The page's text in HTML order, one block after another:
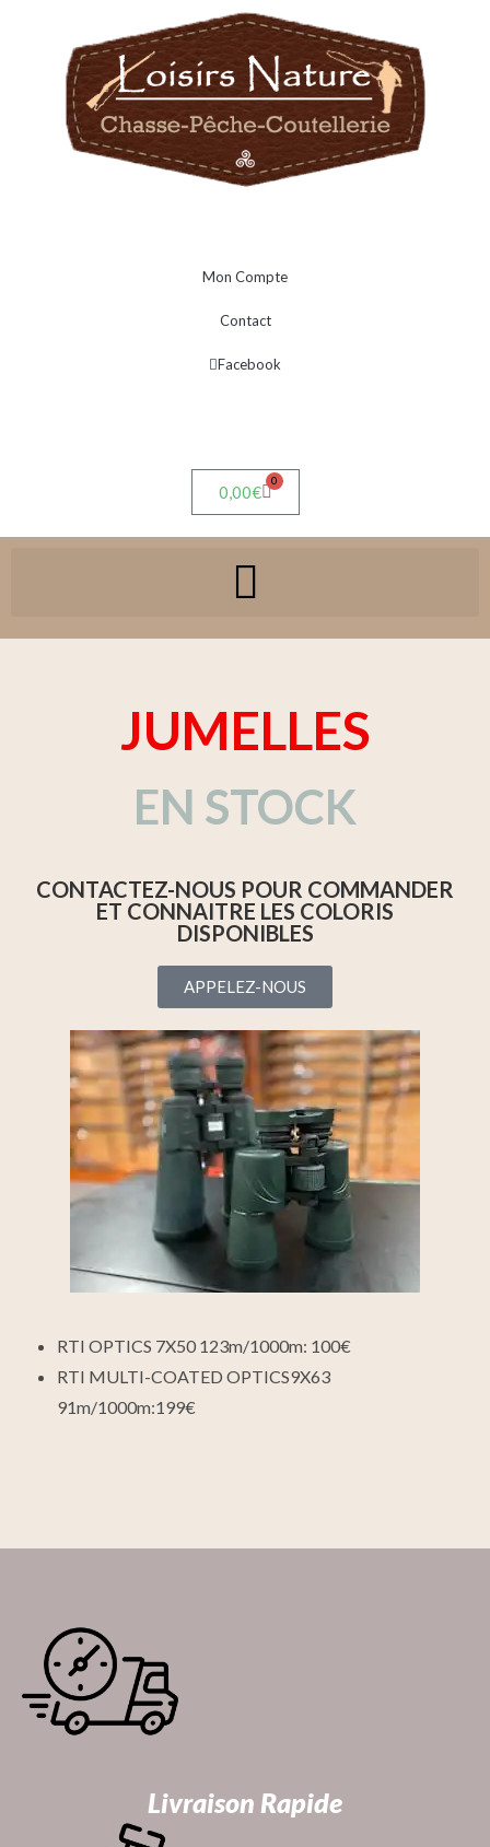
Mon Compte
Contact
Facebook
0,00€
0
JUMELLES
EN STOCK
CONTACTEZ-NOUS POUR COMMANDER
ET CONNAITRE LES COLORIS
DISPONIBLES
APPELEZ-NOUS
RTI OPTICS 7X50 123m/1000m: 100€
RTI MULTI-COATED OPTICS9X63
91m/1000m:199€
Livraison Rapide